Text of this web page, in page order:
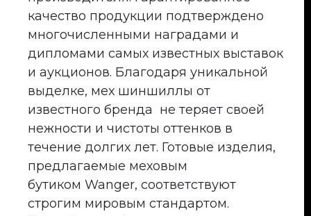
качество продукции подтверждено
многочисленными наградами и
дипломами самых известных выставок
и аукционов. Благодаря уникальной
выделке, мех шиншиллы от
известного бренда не теряет своей
нежности и чистоты оттенков в
течение долгих лет. Готовые изделия,
предлагаемые меховым
бутиком Wanger, соответствуют
строгим мировым стандартом.